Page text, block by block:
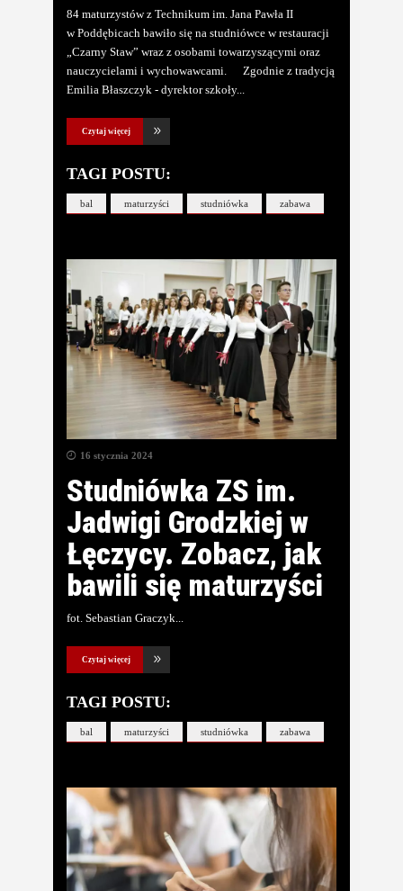
84 maturzystów z Technikum im. Jana Pawła II
w Poddębicach bawiło się na studniówce w restauracji
„Czarny Staw” wraz z osobami towarzyszącymi oraz
nauczycielami i wychowawcami. Zgodnie z tradycją
Emilia Błaszczyk - dyrektor szkoły
Czytaj więcej
TAGI POSTU:
bal maturzyści studniówka zabawa
16 stycznia 2024
Studniówka ZS im.
Jadwigi Grodzkiej w
Łęczycy. Zobacz, jak
bawili się maturzyści
fot. Sebastian Graczyk
Czytaj więcej
TAGI POSTU:
bal maturzyści studniówka zabawa